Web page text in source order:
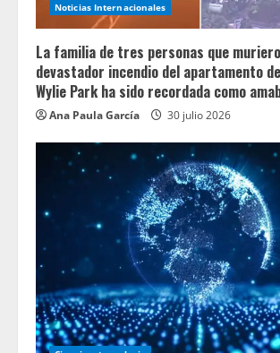
Noticias Internacionales
La familia de tres personas que
devastador incendio del apartamento
Wylie Park ha sido recordada como
Ana Paula García 30 julio 2026